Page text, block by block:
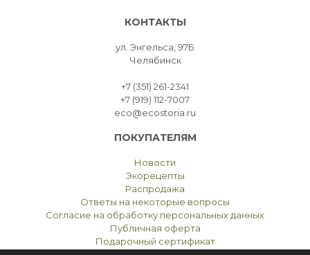
КОНТАКТЫ
ул. Энгельса, 97Б
Челябинск
+7 (351) 261-2341
+7 (919) 112-7007
eco@ecostoria.ru
ПОКУПАТЕЛЯМ
Новости
Экорецепты
Распродажа
Ответы на некоторые вопросы
Согласие на обработку персональных данных
Публичная оферта
Подарочный сертификат